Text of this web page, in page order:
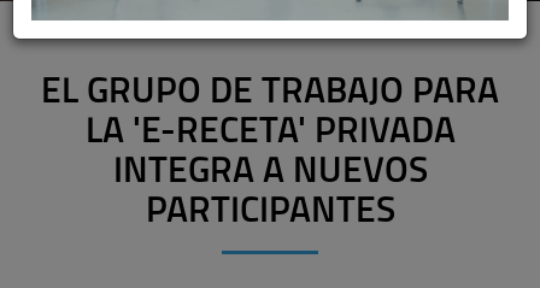
EL GRUPO DE TRABAJO PARA
LA 'E-RECETA' PRIVADA
INTEGRA A NUEVOS
PARTICIPANTES